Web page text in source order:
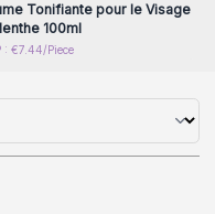
Tonifiante pour le Visage
100ml
: €7.44/Piece